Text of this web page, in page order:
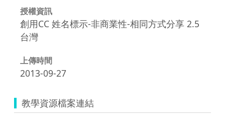
授權資訊
創用CC 姓名標示-非商業性-相同方式分享 2.5
台灣
上傳時間
2013-09-27
教學資源檔案連結